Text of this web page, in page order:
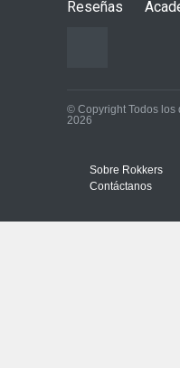
Reseñas
© Copyright Todos los
2026
Sobre Rokkers
Contáctanos